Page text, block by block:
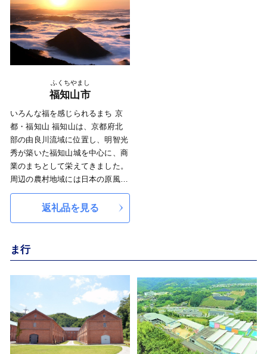
ふくちやまし
福知山市
いろんな福を感じられるまち 京
都・福知山 福知山は、京都府北
部の由良川流域に位置し、明智光
秀が築いた福知山城を中心に、商
業のまちとして栄えてきました。
周辺の農村地域には日本の原風景
が広がり、丹後天橋立大江山国定
公園には酒呑童子などの鬼伝説が
ます。 秋には、絶景の「雲海」
をつくり出す丹波霧がまちを覆
な自然の恵みを受けながら、丹波
栗や丹波黒豆など、ここならでは
特産品をつくっています。 ほど
よく街でほどよく田舎な福知山
の、いろんな“福”を感じてくださ
い。
返礼品を見る
ま行